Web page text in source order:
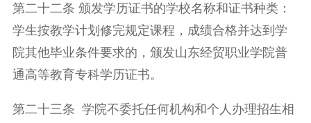
第二十二条 颁发学历证书的学校名称和证书种类：
学生按教学计划修完规定课程，成绩合格并达到学
院其他毕业条件要求的，颁发山东经贸职业学院普
通高等教育专科学历证书。
第二十三条 学院不委托任何机构和个人办理招生相